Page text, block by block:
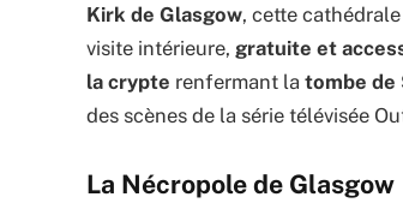
Kirk de Glasgow, cette
visite intérieure, gratuite et
la crypte renfermant la tombe de
des scènes de la série télévisée
La Nécropole de Glasgow